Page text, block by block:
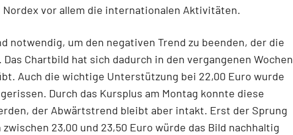
vor allem die internationalen Aktivitäten.
notwendig, um den negativen Trend zu beenden, der die
Chartbild hat sich dadurch in den vergangenen Wochen
Auch die wichtige Unterstützung bei 22,00 Euro wurde
Durch das Kursplus am Montag konnte diese
der Abwärtstrend bleibt aber intakt. Erst der Sprung
23,00 und 23,50 Euro würde das Bild nachhaltig